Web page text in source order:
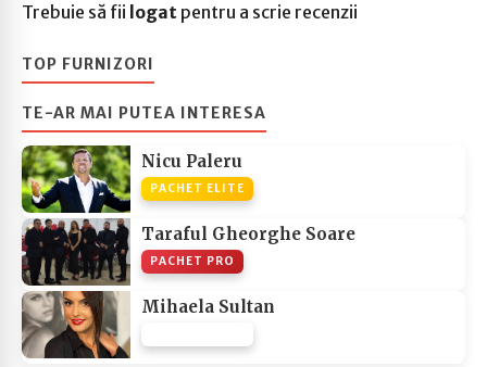
Trebuie să fii logat pentru a scrie recenzii
TOP FURNIZORI
TE-AR MAI PUTEA INTERESA
Nicu Paleru
PACHET ELITE
Taraful Gheorghe Soare
PACHET PRO
Mihaela Sultan